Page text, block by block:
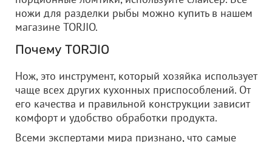
ножи для разделки рыбы можно купить в нашем
магазине TORJIO.
Почему TORJIO
Нож, это инструмент, который хозяйка использует
чаще всех других кухонных приспособлений. От
его качества и правильной конструкции зависит
комфорт и удобство обработки продукта.
Всеми экспертами мира признано, что самые